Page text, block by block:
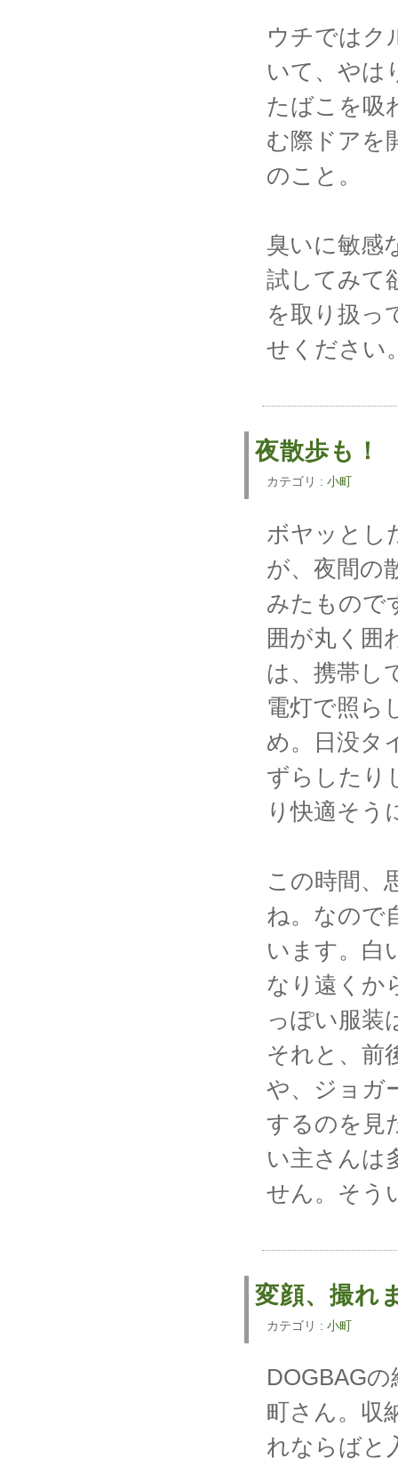
ウチではク
いて、やは
たばこを吸
む際ドアを
のこと。
臭いに敏感
試してみて
を取り扱っ
せください
夜散歩
カテゴリ : 小町
ボヤッとし
が、夜間の
みたもので
囲が丸く囲
は、携帯し
電灯で照ら
め。日没タ
ずらしたり
り快適そう
この時間、
ね。なので
います。白
なり遠くか
っぽい服装
それと、前
や、ジョガ
するのを見
い主さんは
せん。そう
変顔、撮
カテゴリ : 小町
DOGBAG
町さん。収
れならばと